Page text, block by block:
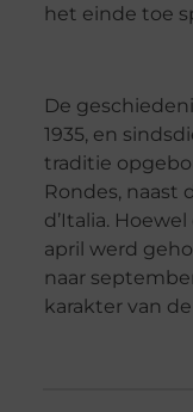
het einde toe
De
1935, en
traditie
Rondes, naast
d’Italia.
april werd
naar
karakter van